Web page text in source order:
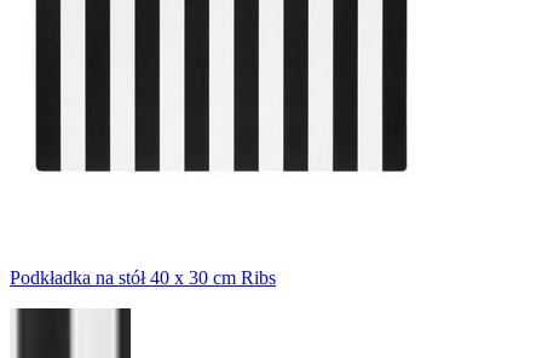
Podkładka na stół 40 x 30 cm Ribs